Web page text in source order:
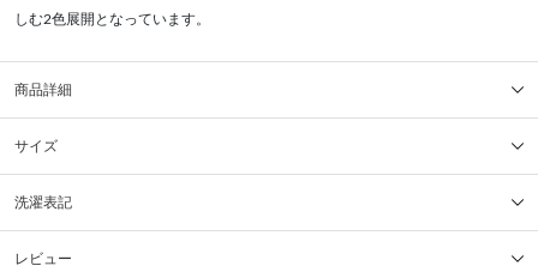
しむ2色展開となっています。
商品詳細
サイズ
洗濯表記
レビュー